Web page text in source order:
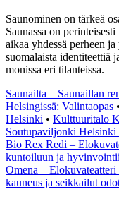
Saunominen on tärkeä
Saunassa on
aikaa yhdessä perheen
suomalaista identiteettiä
monissa eri tilanteissa.
Saunailta – Saunaillan
Helsingissä: Valintaopas •
Helsinki • Kulttuuritalo
Soutupaviljonki Helsinki
Bio Rex Redi –
kuntoiluun ja
Omena – Elokuvateatteri
kauneus ja seikkailut